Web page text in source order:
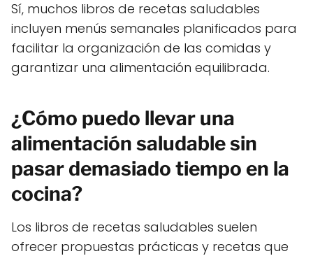
Sí, muchos libros de recetas saludables
incluyen menús semanales planificados para
facilitar la organización de las comidas y
garantizar una alimentación equilibrada.
¿Cómo puedo llevar una
alimentación saludable sin
pasar demasiado tiempo en la
cocina?
Los libros de recetas saludables suelen
ofrecer propuestas prácticas y recetas que